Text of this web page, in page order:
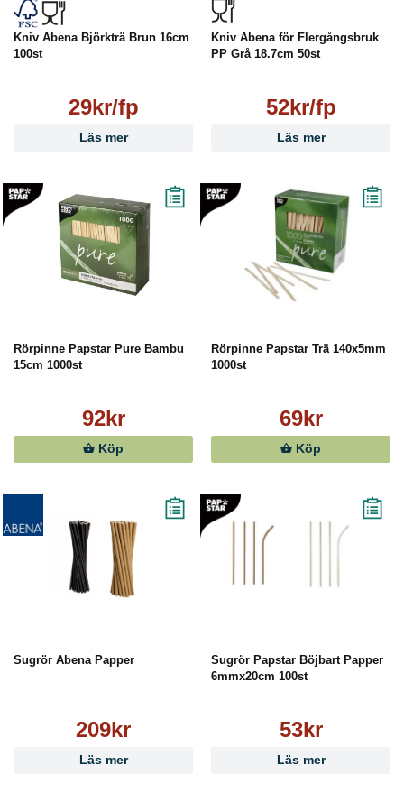
Kniv Abena Björkträ Brun 16cm
100st
29kr/fp
Läs mer
Kniv Abena för Flergångsbruk
PP Grå 18.7cm 50st
52kr/fp
Läs mer
Rörpinne Papstar Pure Bambu
15cm 1000st
92kr
Köp
Rörpinne Papstar Trä 140x5mm
1000st
69kr
Köp
Sugrör Abena Papper
209kr
Läs mer
Sugrör Papstar Böjbart Papper
6mmx20cm 100st
53kr
Läs mer